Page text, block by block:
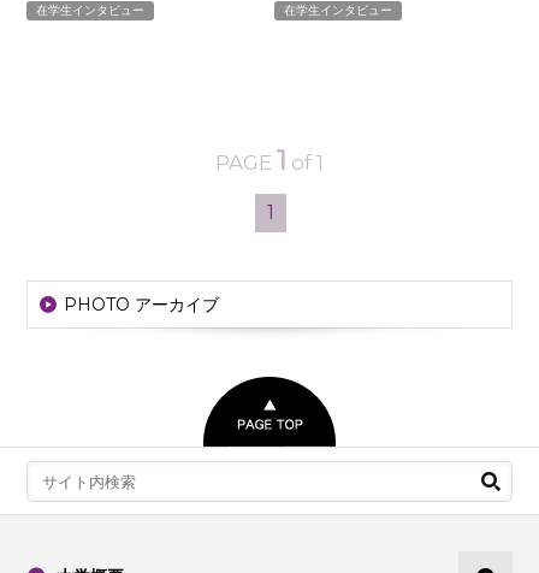
在学生インタビュー 在学生インタビュー
PAGE 1 of 1
1
PHOTO アーカイブ